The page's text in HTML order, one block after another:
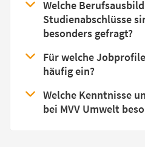
Welche
Studienabschlüsse
besonders gefragt?
Für welche
häufig ein?
Welche Kenntnisse
bei MVV Umwelt